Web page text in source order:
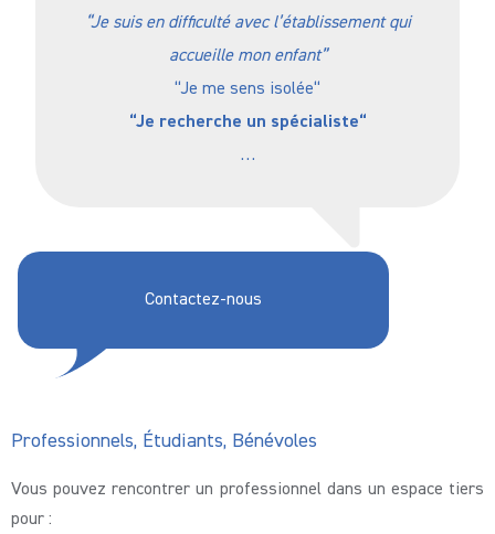
“Je suis en difficulté avec l’établissement qui
accueille mon enfant”
“Je me sens isolée“
“Je recherche un spécialiste“
…
Contactez-nous
Professionnels, Étudiants, Bénévoles
Vous pouvez rencontrer un professionnel dans un espace tiers
pour :